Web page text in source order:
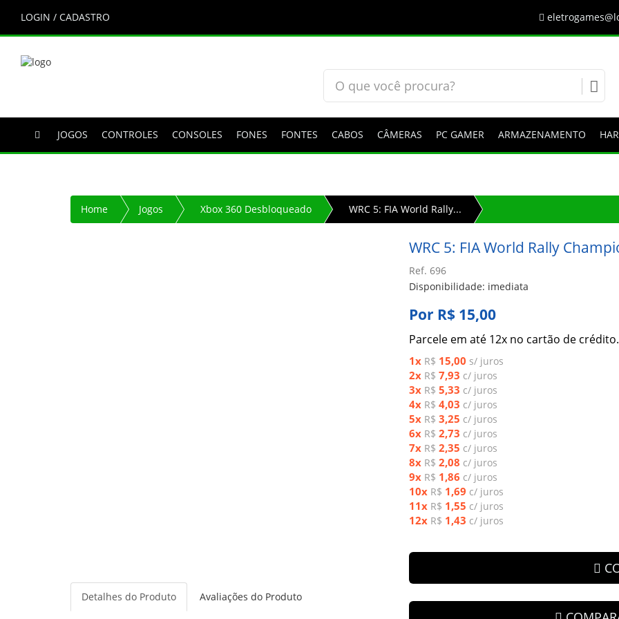
LOGIN / CADASTRO
JOGOS CONTROLES CONSOLES FONES FONTES CABOS CÂMERAS PC GAMER ARMAZENAMENTO
Home Jogos Xbox 360 Desbloqueado WRC 5: FIA World Rally...
WRC 5: FIA World Rally
Ref. 696
Disponibilidade: imediata
Por R$ 15,00
Parcele em até 12x no cartão de crédito.
1x R$ 15,00 s/ juros
2x R$ 7,93 c/ juros
3x R$ 5,33 c/ juros
4x R$ 4,03 c/ juros
5x R$ 3,25 c/ juros
6x R$ 2,73 c/ juros
7x R$ 2,35 c/ juros
8x R$ 2,08 c/ juros
9x R$ 1,86 c/ juros
10x R$ 1,69 c/ juros
11x R$ 1,55 c/ juros
12x R$ 1,43 c/ juros
Detalhes do Produto Avaliações do Produto